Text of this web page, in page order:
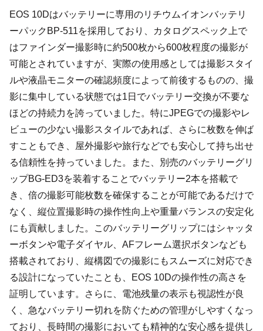
EOS 10Dはバッテリーに専用のリチウムイオンバッテリ
ーパックBP-511を採用しており、カタログスペック上で
はファインダー撮影時に約500枚から600枚程度の撮影が
可能とされていますが、実際の使用感としては撮影スタイ
ルや液晶モニターの確認頻度によって前後するものの、撮
影に集中している状態では1日でバッテリー交換が不要な
ほどの持続力を誇っていました。特にJPEGでの撮影やレ
ビューの少ない撮影スタイルであれば、さらに枚数を伸ば
すこともでき、屋外撮影や旅行などでも安心して持ち出せ
る信頼性を持っていました。また、別売のバッテリーグリ
ップBG-ED3を装着することでバッテリー2本を搭載で
き、倍の撮影可能枚数を確保することが可能であるだけで
なく、縦位置撮影時の操作性向上や重量バランスの安定化
にも貢献しました。このバッテリーグリップにはシャッタ
ーボタンや電子ダイヤル、AFフレーム選択ボタンなども
搭載されており、縦構図での撮影にもスムーズに対応でき
る設計になっていたことも、EOS 10Dの操作性の高さを
証明しています。さらに、電池残量の表示も視認性が良
く、急なバッテリー切れを防ぐための管理がしやすくなっ
ており、長時間の撮影においても精神的な安心感を提供し